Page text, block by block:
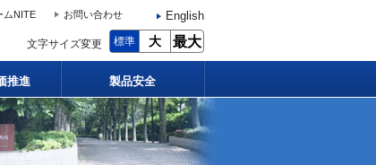
ムNITE お問い合わせ English
文字サイズ変更 標準 大 最大
推進 製品安全